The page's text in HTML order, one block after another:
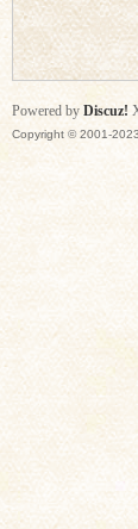
思
会
Powered by Discuz!
Copyright © 2001-